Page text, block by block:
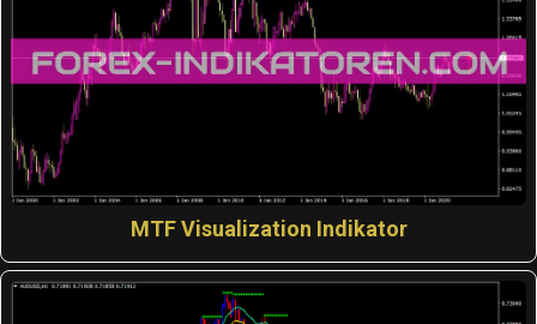
MTF Visualization Indikator